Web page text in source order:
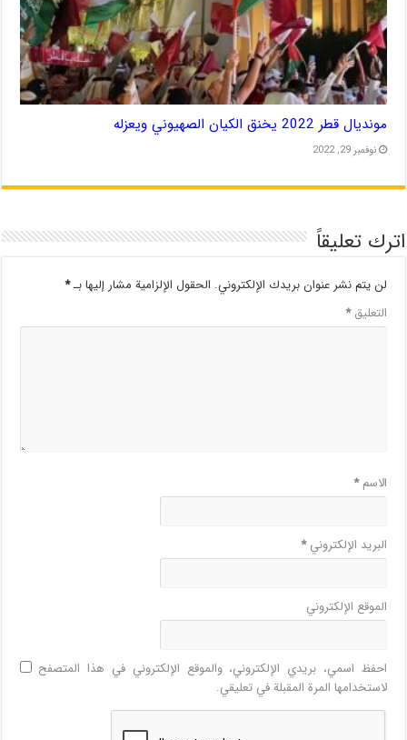
مونديال قطر 2022 يخنق الكيان الصهيوني ويعزله
نوفمبر 29, 2022
اترك تعليقاً
لن يتم نشر عنوان بريدك الإلكتروني. الحقول الإلزامية مشار إليها بـ*
التعليق*
الاسم*
البريد الإلكتروني*
الموقع الإلكتروني
احفظ اسمي، بريدي الإلكتروني، والموقع الإلكتروني في هذا المتصفح
لاستخدامها المرة المقبلة في تعليقي.